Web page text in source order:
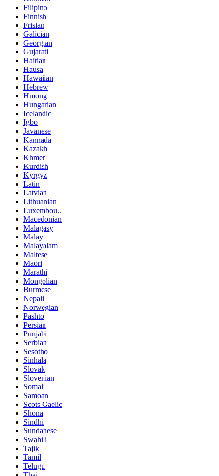
Filipino
Finnish
Frisian
Galician
Georgian
Gujarati
Haitian
Hausa
Hawaiian
Hebrew
Hmong
Hungarian
Icelandic
Igbo
Javanese
Kannada
Kazakh
Khmer
Kurdish
Kyrgyz
Latin
Latvian
Lithuanian
Luxembou..
Macedonian
Malagasy
Malay
Malayalam
Maltese
Maori
Marathi
Mongolian
Burmese
Nepali
Norwegian
Pashto
Persian
Punjabi
Serbian
Sesotho
Sinhala
Slovak
Slovenian
Somali
Samoan
Scots Gaelic
Shona
Sindhi
Sundanese
Swahili
Tajik
Tamil
Telugu